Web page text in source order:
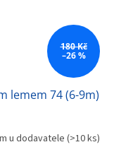
180 Kč
–26 %
lemem 74 (6-9m)
u dodavatele(>10 ks)